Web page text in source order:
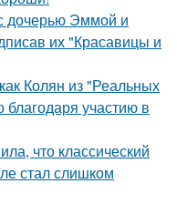
дочерью Эммой и
их "Красавицы и
Колян из "Реальных
участию в
что классический
стал слишком